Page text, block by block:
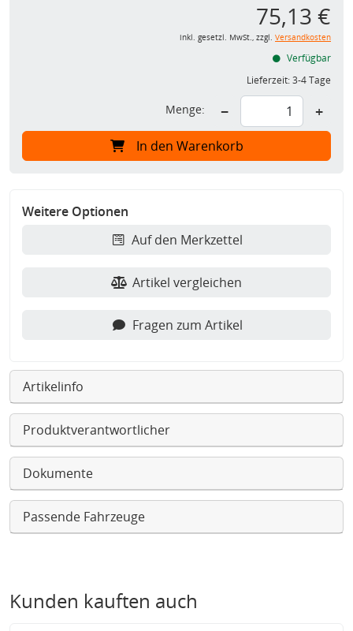
75,13 €
inkl. gesetzl. MwSt., zzgl. Versandkosten
Verfügbar
Lieferzeit:3-4 Tage
Menge: − +
In den Warenkorb
Weitere Optionen
Auf den Merkzettel
Artikel vergleichen
Fragen zum Artikel
Artikelinfo
Produktverantwortlicher
Dokumente
Passende Fahrzeuge
Kunden kauften auch